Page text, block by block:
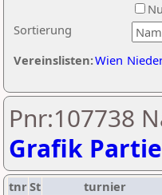
Sortierung
Vereinslisten:Wien
Pnr:107738
Grafik
tnrSt turnier